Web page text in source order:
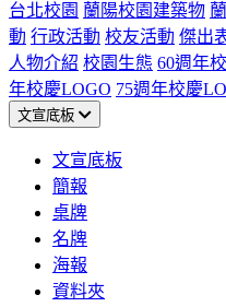
台北校園 蘭陽校園建築物
動 行政活動 校友活動 傑出
人物介紹 校園生態 60週年
年校慶LOGO 75週年校慶
文宣底板
文宣底板
簡報
桌牌
名牌
海報
資料夾